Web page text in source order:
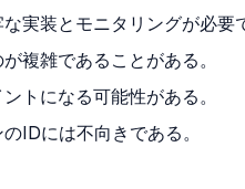
実装とモニタリングが必要
複雑であることがある。
トになる可能性がある。
IDには不向きである。